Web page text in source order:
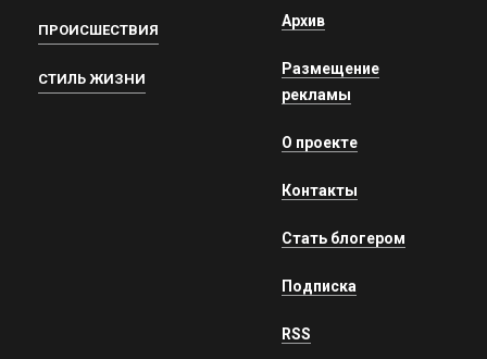
ПРОИСШЕСТВИЯ
СТИЛЬ ЖИЗНИ
Архив
Размещение
рекламы
О проекте
Контакты
Стать блогером
Подписка
RSS